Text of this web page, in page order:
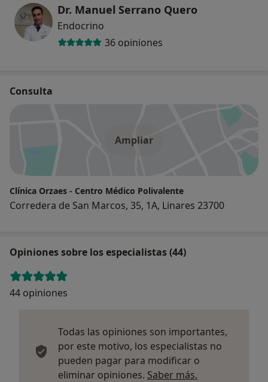
Dr. Manuel Serrano Quero
Endocrino
36 opiniones
Consulta
Ampliar
Clínica Orzaes - Centro Médico Polivalente
Corredera de San Marcos, 35, 1A, Linares 23700
Opiniones sobre los especialistas (44)
44 opiniones
Todas las opiniones son importantes,
por este motivo, los especialistas no
pueden pagar para modificar o
eliminar opiniones. Saber más.